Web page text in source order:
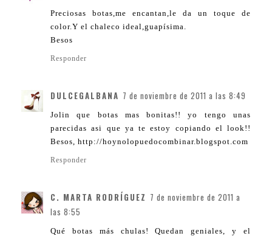
Preciosas botas,me encantan,le da un toque de
color.Y el chaleco ideal,guapísima.
Besos
Responder
DULCEGALBANA 7 de noviembre de 2011 a las 8:49
Jolin que botas mas bonitas!! yo tengo unas
parecidas asi que ya te estoy copiando el look!!
Besos, http://hoynolopuedocombinar.blogspot.com
Responder
C. MARTA RODRÍGUEZ 7 de noviembre de 2011 a
las 8:55
Qué botas más chulas! Quedan geniales, y el